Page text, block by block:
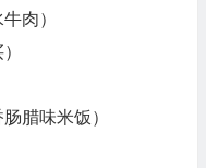
肉）
腊味米饭）